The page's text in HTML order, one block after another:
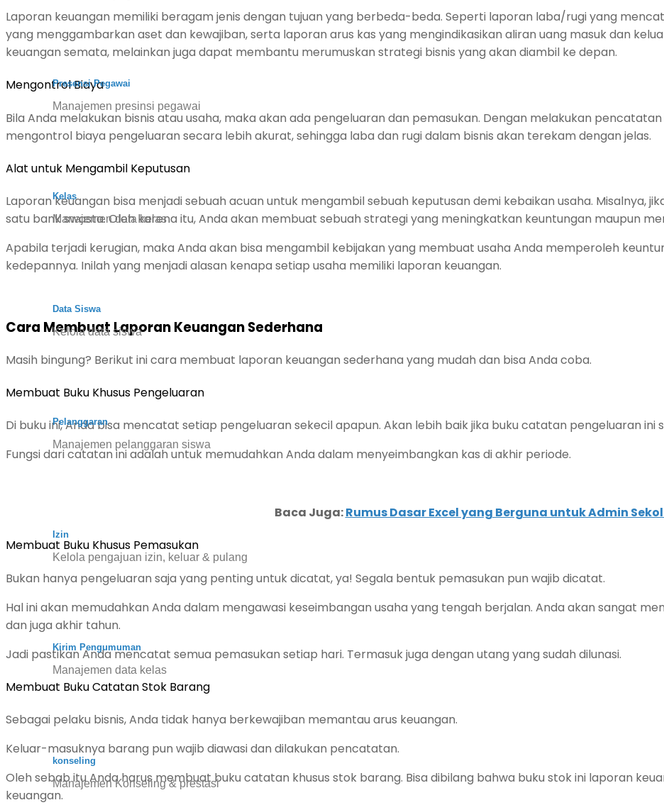
Presensi Pegawai
Manajemen presinsi pegawai
Kelas
Manajemen data kelas
Data Siswa
Kelola data siswa
Pelanggaran
Manajemen pelanggaran siswa
Izin
Kelola pengajuan izin, keluar & pulang
Kirim Pengumuman
Manajemen data kelas
konseling
Manajemen Konseling & prestasi
Laporan keuangan memiliki beragam jenis dengan tujuan yang berbeda-beda. Seperti laporan laba/rugi yang
yang menggambarkan aset dan kewajiban, serta laporan arus kas yang mengindikasikan aliran uang masuk dan
keuangan semata, melainkan juga dapat membantu merumuskan strategi bisnis yang akan diambil ke depan.
Mengontrol Biaya
Bila Anda melakukan bisnis atau usaha, maka akan ada pengeluaran dan pemasukan. Dengan melakukan
mengontrol biaya pengeluaran secara lebih akurat, sehingga laba dan rugi dalam bisnis akan terekam dengan jelas.
Alat untuk Mengambil Keputusan
Laporan keuangan bisa menjadi sebuah acuan untuk mengambil sebuah keputusan demi kebaikan usaha. Misalnya,
satu bank swasta. Oleh karena itu, Anda akan membuat sebuah strategi yang meningkatkan keuntungan maupun
Apabila terjadi kerugian, maka Anda akan bisa mengambil kebijakan yang membuat usaha Anda memperoleh
kedepannya. Inilah yang menjadi alasan kenapa setiap usaha memiliki laporan keuangan.
Cara Membuat Laporan Keuangan Sederhana
Masih bingung? Berikut ini cara membuat laporan keuangan sederhana yang mudah dan bisa Anda coba.
Membuat Buku Khusus Pengeluaran
Di buku ini, Anda bisa mencatat setiap pengeluaran sekecil apapun. Akan lebih baik jika buku catatan pengeluaran ini
Fungsi dari catatan ini adalah untuk memudahkan Anda dalam menyeimbangkan kas di akhir periode.
Baca Juga:Rumus Dasar Excel yang Berguna untuk Admin
Membuat Buku Khusus Pemasukan
Bukan hanya pengeluaran saja yang penting untuk dicatat, ya! Segala bentuk pemasukan pun wajib dicatat.
Hal ini akan memudahkan Anda dalam mengawasi keseimbangan usaha yang tengah berjalan. Anda akan sangat
dan juga akhir tahun.
Jadi pastikan Anda mencatat semua pemasukan setiap hari. Termasuk juga dengan utang yang sudah dilunasi.
Membuat Buku Catatan Stok Barang
Sebagai pelaku bisnis, Anda tidak hanya berkewajiban memantau arus keuangan.
Keluar-masuknya barang pun wajib diawasi dan dilakukan pencatatan.
Oleh sebab itu Anda harus membuat buku catatan khusus stok barang. Bisa dibilang bahwa buku stok ini laporan
keuangan.